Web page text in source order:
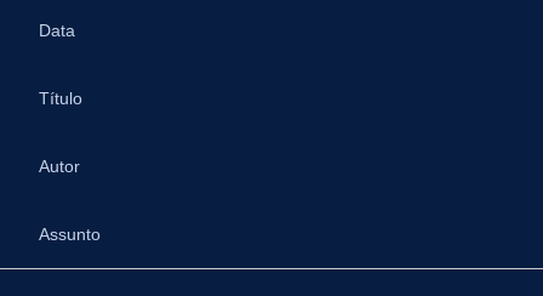
Data
Título
Autor
Assunto